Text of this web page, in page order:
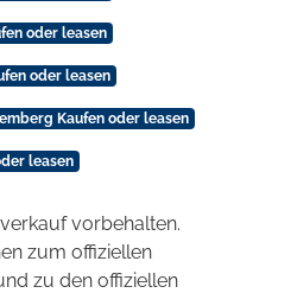
oder leasen
oder leasen
Kaufen oder leasen
leasen
vorbehalten.
zum offiziellen
zu den offiziellen